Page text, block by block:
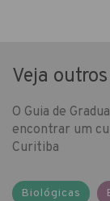
Veja
O Guia de
encontrar um
Curitiba
Biológicas